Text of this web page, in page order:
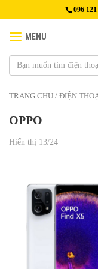
096
MENU
TRANG CHỦ / ĐIỆN
OPPO
Hiển thị 13/24
4,690,000₫
Màn hình: AMOLED
1B màu, 120Hz,
nit (typ), 800 nit (HBM),
nit (cao điểm)
Độ phân giải :Full HD+